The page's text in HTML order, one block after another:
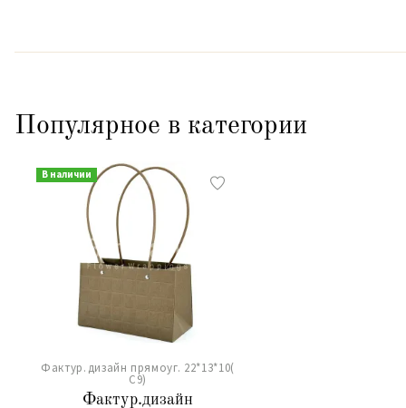
Популярное в категории
В наличии
Фактур.дизайн прямоуг. 22*13*10(
С9)
Фактур.дизайн